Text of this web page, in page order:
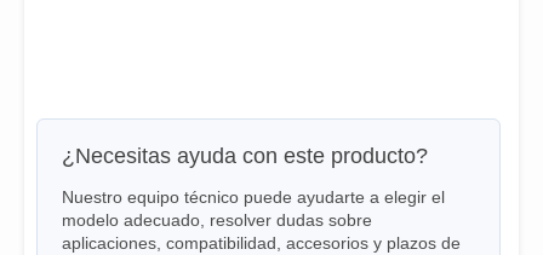
¿Necesitas ayuda con este producto?
Nuestro equipo técnico puede ayudarte a elegir el
modelo adecuado, resolver dudas sobre
aplicaciones, compatibilidad, accesorios y plazos de